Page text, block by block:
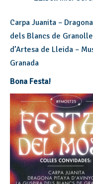
Carpa Juanita –
dels Blancs de
d’Artesa de Lleida –
Granada
Bona Festa!